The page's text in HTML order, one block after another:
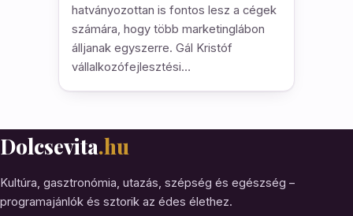
hatványozottan is fontos lesz a cégek
számára, hogy több marketinglábon
álljanak egyszerre. Gál Kristóf
vállalkozófejlesztési…
Dolcsevita.hu
Kultúra, gasztronómia, utazás, szépség és egészség –
programajánlók és sztorik az édes élethez.